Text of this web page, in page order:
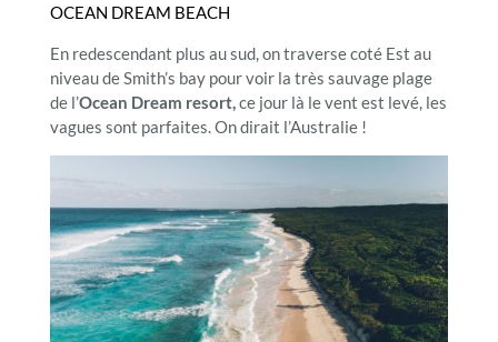
OCEAN DREAM BEACH
En redescendant plus au sud, on traverse coté Est au
niveau de Smith’s bay pour voir la très sauvage plage
de l’Ocean Dream resort,ce jour là le vent est levé, les
vagues sont parfaites. On dirait l’Australie !